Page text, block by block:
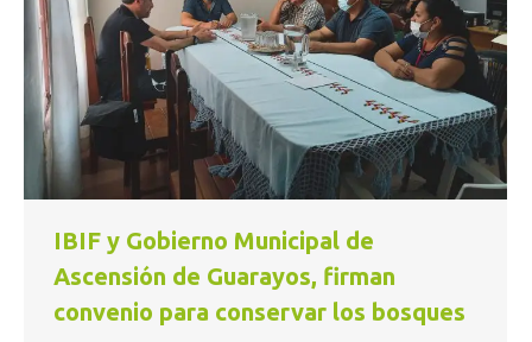
IBIF y Gobierno Municipal de
Ascensión de Guarayos, firman
convenio para conservar los bosques